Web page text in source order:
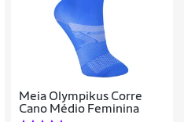
Meia Olympikus Corre
Cano Médio Feminina